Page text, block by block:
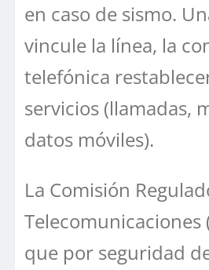
en caso de sismo.
vincule la línea, la
telefónica
servicios (llamadas,
datos móviles).
La Comisión
Telecomunicaciones
que por seguridad